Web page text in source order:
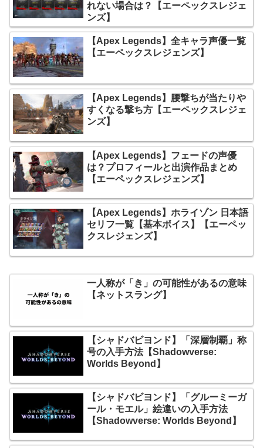
れない場合は？【エーペックスレジェ
ンズ】
【Apex Legends】全キャラ声優一覧
【エーペックスレジェンズ】
【Apex Legends】腰撃ちが当たりや
すくなる撃ち方【エーペックスレジェ
ンズ】
【Apex Legends】フェードの声優
は？プロフィールと出演作品まとめ
【エーペックスレジェンズ】
【Apex Legends】ホライゾン 日本語
セリフ一覧【基本ボイス】【エーペッ
クスレジェンズ】
一人称が「き」の可能性があるの意味
【ネットスラング】
【シャドバビヨンド】「深層制覇」称
号の入手方法【Shadowverse:
Worlds Beyond】
【シャドバビヨンド】「グルーミーガ
ール・モエル」絵違いの入手方法
【Shadowverse: Worlds Beyond】